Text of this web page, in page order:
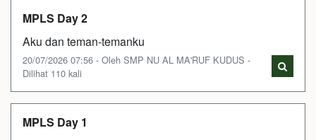
MPLS Day 2
Aku dan teman-temanku
20/07/2026 07:56 - Oleh SMP NU AL MA'RUF KUDUS -
Dilihat 110 kali
MPLS Day 1